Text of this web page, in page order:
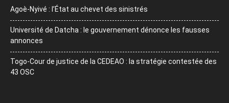
Agoè-Nyivé : l’État au chevet des sinistrés
Université de Datcha : le gouvernement dénonce les fausses
annonces
Togo-Cour de justice de la CEDEAO : la stratégie contestée des
43 OSC